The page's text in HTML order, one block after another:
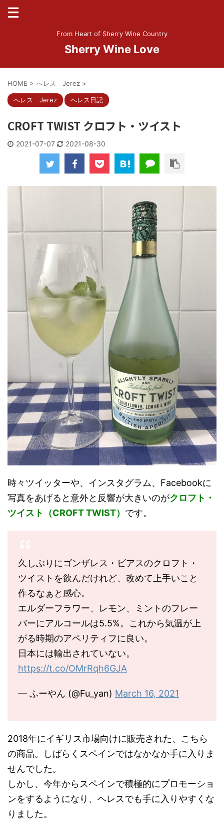
From Heart of Sherry Wine Country
Sherry Wine Love
HOME > へレス Jerez >
へレス Jerez へレス日記
CROFT TWIST クロフト・ツイスト
2021-07-07 2021-08-30
時々ツイッターや、インスタグラム、Facebookに
写真をあげると意外と反響が大きいのがクロフト・
ツイスト（CROFT TWIST） です。
久しぶりにゴンザレス・ビアスのクロフト・
ツイストを飲んだけれど、改めて上手いこと
作るなぁと感心。
エルダーフラワー、レモン、ミントのフレー
バーにアルコールは5.5%。これから気温が上
がる時期のアペリティフに良い。
日本には輸出されていない。
https://t.co/OMrRqh6GJA
— ふーやん (@Fu_yan) March 16, 2021
2018年にイギリス市場向けに販売された、こちら
の商品。しばらくスペインではなかなか手に入りま
せんでした。
しかし、今年からスペインで積極的にプロモーショ
ンをするようになり、ヘレスでも手に入りやすくな
りました。